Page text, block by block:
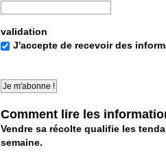
validation
J'accepte de recevoir des
Comment lire les
Vendre sa récolte qualifie les
semaine.